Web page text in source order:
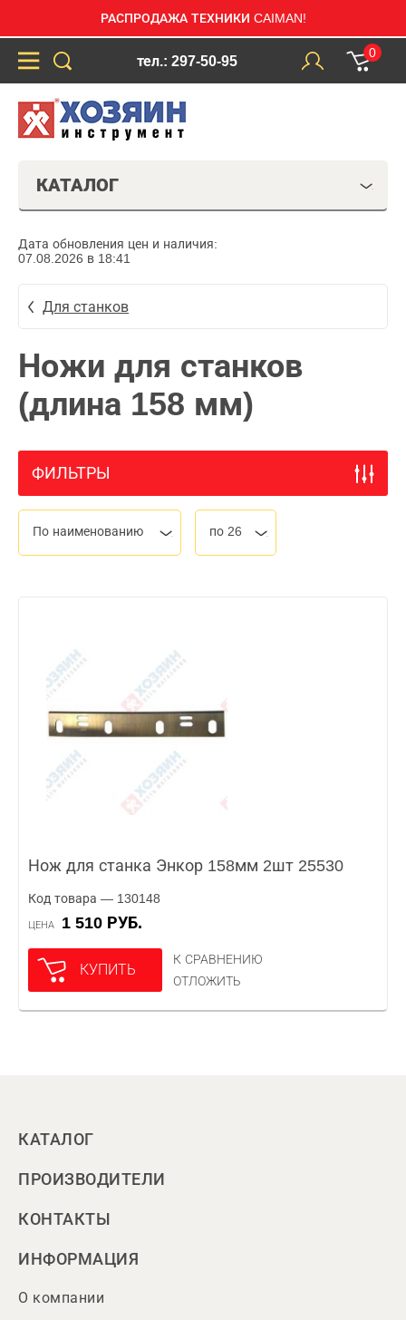
РАСПРОДАЖА ТЕХНИКИ CAIMAN!
тел.: 297-50-95
0
КАТАЛОГ
Дата обновления цен и наличия:
07.08.2026 в 18:41
Для станков
Ножи для станков
(длина 158 мм)
ФИЛЬТРЫ
По наименованию по 26
Нож для станка Энкор 158мм 2шт 25530
Код товара — 130148
ЦЕНА 1 510 РУБ.
КУПИТЬ
К СРАВНЕНИЮ
ОТЛОЖИТЬ
КАТАЛОГ
ПРОИЗВОДИТЕЛИ
КОНТАКТЫ
ИНФОРМАЦИЯ
О компании